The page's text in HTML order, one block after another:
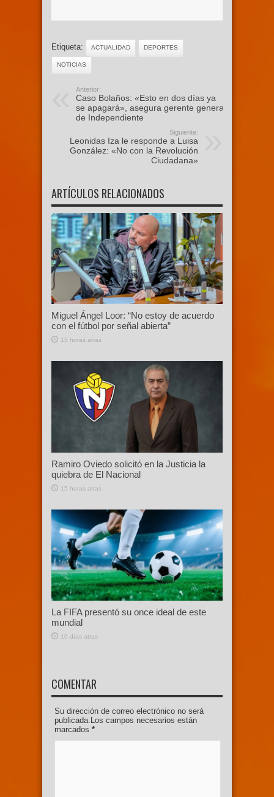
Etiqueta: ACTUALIDAD DEPORTES
NOTICIAS
Anterior:
Caso Bolaños: «Esto en dos días ya
se apagará», asegura gerente general
de Independiente
Siguiente:
Leonidas Iza le responde a Luisa
González: «No con la Revolución
Ciudadana»
ARTÍCULOS RELACIONADOS
Miguel Ángel Loor: “No estoy de acuerdo
con el fútbol por señal abierta”
15 horas atras
Ramiro Oviedo solicitó en la Justicia la
quiebra de El Nacional
15 horas atras
La FIFA presentó su once ideal de este
mundial
10 días atras
COMENTAR
Su dirección de correo electrónico no será
publicada.Los campos necesarios están
marcados *